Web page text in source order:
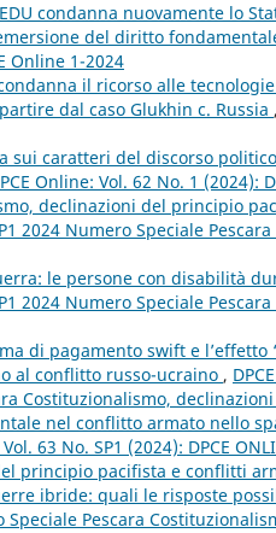
condanna nuovamente lo
del diritto
Online 1-2024
condanna il ricorso alle
dal caso Glukhin c. Russia ,
sui caratteri del discorso
Online: Vol. 62 No. 1 (2024):
declinazioni del principio
2024 Numero Speciale
le persone con disabilità
2024 Numero Speciale
di pagamento swift e
al conflitto russo-ucraino ,
Costituzionalismo,
nel conflitto armato nello
63 No. SP1 (2024): DPCE
principio pacifista e conflitti
ibride: quali le risposte
Speciale Pescara